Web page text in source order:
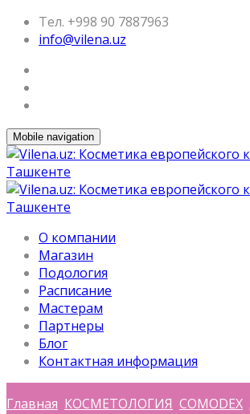
Тел. +998 90 7887963
info@vilena.uz
Mobile navigation
О компании
Магазин
Подология
Расписание
Мастерам
Партнеры
Блог
Контактная информация
Главная КОСМЕТОЛОГИЯ COMODEX